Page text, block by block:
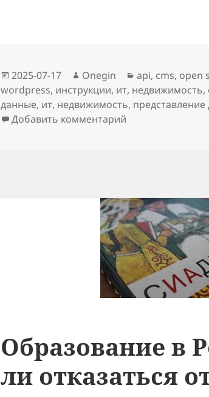
Опубликовано
2025-07-17 Автор
Onegin Рубрики
api, cms, open
wordpress, инструкции, ит, недвижимость,
данные, ит, недвижимость,
Добавить комментарий
Образование в
ли отказаться